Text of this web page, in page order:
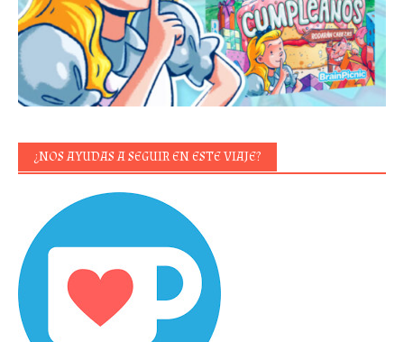
¿NOS AYUDAS A SEGUIR EN ESTE VIAJE?